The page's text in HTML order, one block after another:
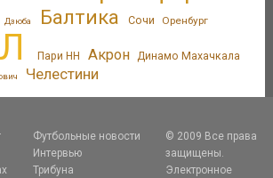
Дзюба Балтика Сочи Оренбург
Пари НН Акрон Динамо Махачкала
Челестини
Футбольные новости
Интервью
Трибуна
© 2009 Все права
защищены.
Электронное